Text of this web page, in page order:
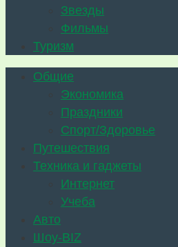
Звезды
Фильмы
Туризм
Общие
Экономика
Праздники
Спорт/Здоровье
Путешествия
Техника и гаджеты
Интернет
Учеба
Авто
Шоу-BIZ